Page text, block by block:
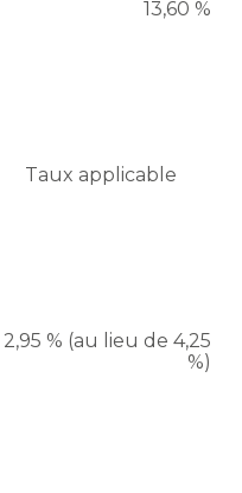
13,60 %
Taux applicable
2,95 % (au lieu de 4,25
%)